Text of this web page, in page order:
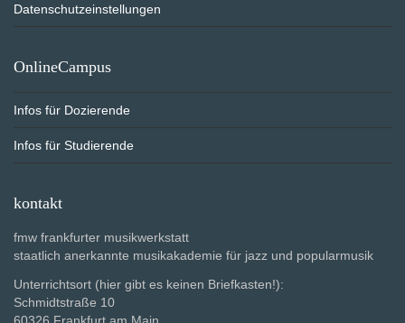
Datenschutzeinstellungen
OnlineCampus
Infos für Dozierende
Infos für Studierende
kontakt
fmw frankfurter musikwerkstatt
staatlich anerkannte musikakademie für jazz und popularmusik
Unterrichtsort (hier gibt es keinen Briefkasten!):
Schmidtstraße 10
60326 Frankfurt am Main